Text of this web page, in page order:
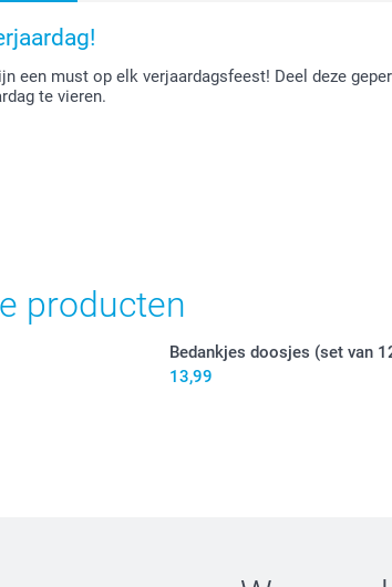
een must op elk verjaardagsfeest! Deel deze
te vieren.
producten
Bedankjes doosjes (set van
13,99